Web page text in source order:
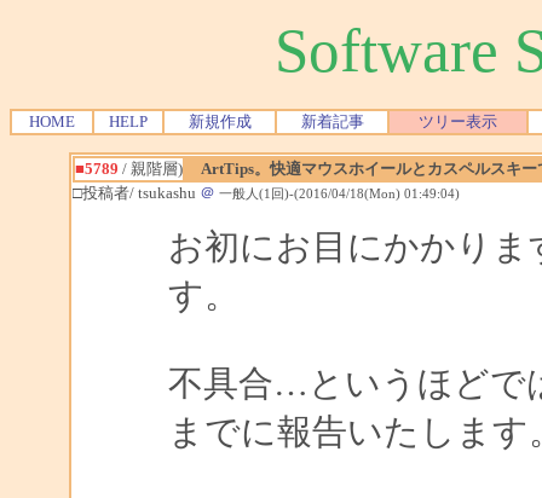
Software
HOME HELP 新規作成 新着記事 ツリー表示
■5789 / 親階層)
ArtTips。快適マウスホイールとカスペルスキー
□投稿者/ tsukashu ＠ 一般人(1回)-(2016/04/18(Mon) 01:49:04)
お初にお目にかかり
す。
不具合…というほどで
までに報告いたします